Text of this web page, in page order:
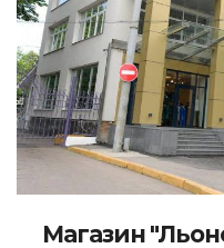
Магазин